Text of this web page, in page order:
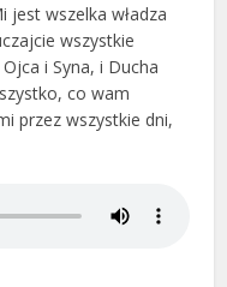
jest wszelka władza
wszystkie
i Syna, i Ducha
co wam
przez wszystkie dni,